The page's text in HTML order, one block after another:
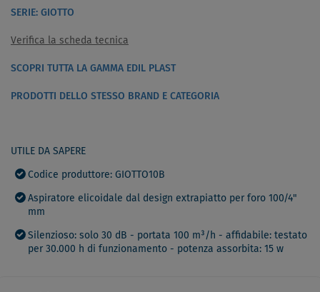
SERIE: GIOTTO
Verifica la scheda tecnica
SCOPRI TUTTA LA GAMMA EDIL PLAST
PRODOTTI DELLO STESSO BRAND E CATEGORIA
UTILE DA SAPERE
Codice produttore: GIOTTO10B
Aspiratore elicoidale dal design extrapiatto per foro 100/4"
mm
Silenzioso: solo 30 dB - portata 100 m³/h - affidabile: testato
per 30.000 h di funzionamento - potenza assorbita: 15 w